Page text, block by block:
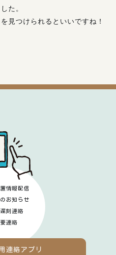
た。
見つけられるといいですね！
連絡アプリ
情報配信
お知らせ
刻連絡
連絡